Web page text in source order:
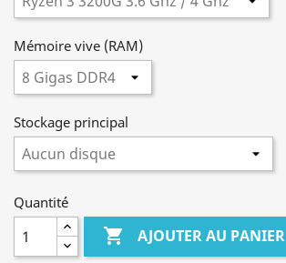
Mémoire vive (RAM)
Stockage principal
Quantité
 AJOUTER AU PANIER